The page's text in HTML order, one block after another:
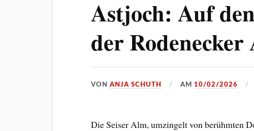
Astjoch: Auf
der Rodenecker
VONANJA SCHUTH AM10/02/2026
Die Seiser Alm, umzingelt von berühmten